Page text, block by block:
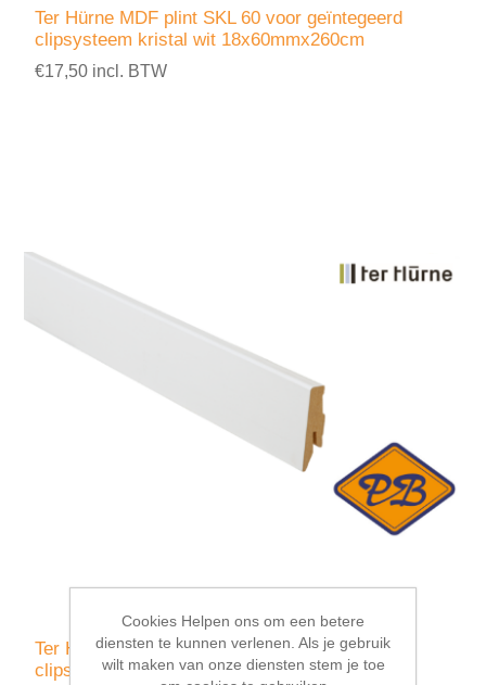
Ter Hürne MDF plint SKL 60 voor geïntegeerd
clipsysteem kristal wit 18x60mmx260cm
€17,50 incl. BTW
Ter Hürne MDF plint SKL 60 voor geïntegeerd
clipsysteem mat wit 18x60mmx260cm
Cookies Helpen ons om een betere
diensten te kunnen verlenen. Als je gebruik
wilt maken van onze diensten stem je toe